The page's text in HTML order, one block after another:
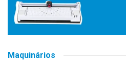
Maquinários